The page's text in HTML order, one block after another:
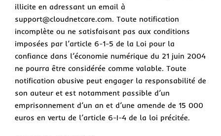
illicite en adressant un email à
support@cloudnetcare.com. Toute notification
incomplète ou ne satisfaisant pas aux conditions
imposées par l’article 6-1-5 de la Loi pour la
confiance dans l’économie numérique du 21 juin 2004
ne pourra être considérée comme valable. Toute
notification abusive peut engager la responsabilité de
son auteur et est notamment passible d’un
emprisonnement d’un an et d’une amende de 15 000
euros en vertu de l’article 6-I-4 de la loi précitée.